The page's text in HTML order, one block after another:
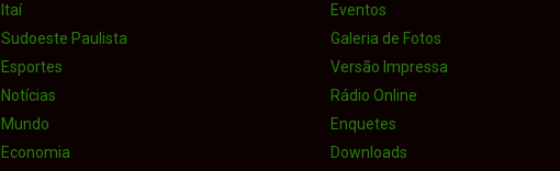
Itaí
Sudoeste Paulista
Esportes
Notícias
Mundo
Economia
Eventos
Galeria de Fotos
Versão Impressa
Rádio Online
Enquetes
Downloads